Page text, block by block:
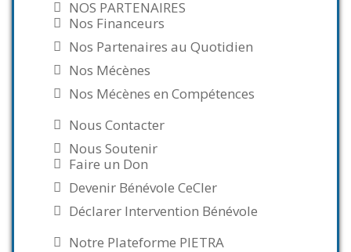
NOS PARTENAIRES
Nos Financeurs
Nos Partenaires au Quotidien
Nos Mécènes
Nos Mécènes en Compétences
Nous Contacter
Nous Soutenir
Faire un Don
Devenir Bénévole CeCler
Déclarer Intervention Bénévole
Notre Plateforme PIETRA